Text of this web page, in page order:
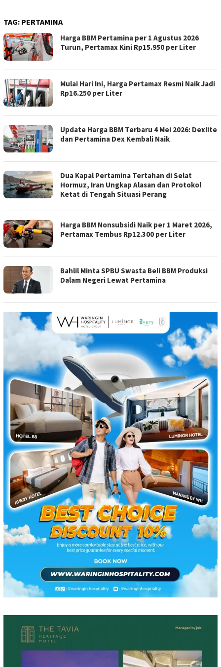
TAG: PERTAMINA
Harga BBM Pertamina per 1 Agustus 2026
Turun, Pertamax Kini Rp15.950 per Liter
Mulai Hari Ini, Harga Pertamax Resmi Naik Jadi
Rp16.250 per Liter
Update Harga BBM Terbaru 4 Mei 2026: Dexlite
dan Pertamina Dex Kembali Naik
Dua Kapal Pertamina Tertahan di Selat
Hormuz, Iran Ungkap Alasan dan Protokol
Ketat di Tengah Situasi Perang
Harga BBM Nonsubsidi Naik per 1 Maret 2026,
Pertamax Tembus Rp12.300 per Liter
Bahlil Minta SPBU Swasta Beli BBM Produksi
Dalam Negeri Lewat Pertamina